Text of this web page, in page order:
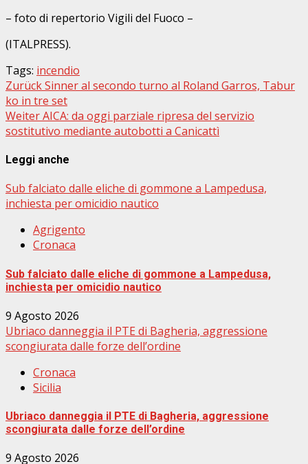
– foto di repertorio Vigili del Fuoco –
(ITALPRESS).
Tags: incendio
Beitragsnavigation
ZurückSinner al secondo turno al Roland Garros, Tabur
ko in tre set
WeiterAICA: da oggi parziale ripresa del servizio
sostitutivo mediante autobotti a Canicattì
Leggi anche
Sub falciato dalle eliche di gommone a Lampedusa,
inchiesta per omicidio nautico
Agrigento
Cronaca
Sub falciato dalle eliche di gommone a Lampedusa,
inchiesta per omicidio nautico
9 Agosto 2026
Ubriaco danneggia il PTE di Bagheria, aggressione
scongiurata dalle forze dell’ordine
Cronaca
Sicilia
Ubriaco danneggia il PTE di Bagheria, aggressione
scongiurata dalle forze dell’ordine
9 Agosto 2026